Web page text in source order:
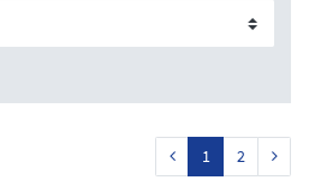
1 2